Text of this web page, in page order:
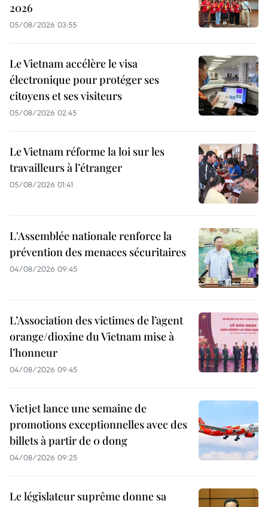
2026
05/08/2026 03:55
Le Vietnam accélère le visa
électronique pour protéger ses
citoyens et ses visiteurs
05/08/2026 02:45
Le Vietnam réforme la loi sur les
travailleurs à l’étranger
05/08/2026 01:41
L'Assemblée nationale renforce la
prévention des menaces sécuritaires
04/08/2026 09:45
L’Association des victimes de l’agent
orange/dioxine du Vietnam mise à
l’honneur
04/08/2026 09:45
Vietjet lance une semaine de
promotions exceptionnelles avec des
billets à partir de 0 dong
04/08/2026 09:25
Le législateur suprême donne sa